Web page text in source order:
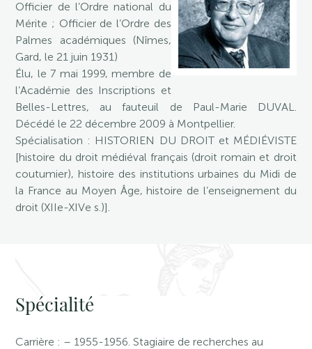
Officier de l’Ordre national du
Mérite ; Officier de l’Ordre des
Palmes académiques (Nîmes,
Gard, le 21 juin 1931)
Élu, le 7 mai 1999, membre de
l’Académie des Inscriptions et
Belles-Lettres, au fauteuil de Paul-Marie DUVAL.
Décédé le 22 décembre 2009 à Montpellier.
Spécialisation : HISTORIEN DU DROIT et MÉDIÉVISTE
[histoire du droit médiéval français (droit romain et droit
coutumier), histoire des institutions urbaines du Midi de
la France au Moyen Âge, histoire de l’enseignement du
droit (XIIe-XIVe s.)].
Spécialité
Carrière : – 1955-1956. Stagiaire de recherches au